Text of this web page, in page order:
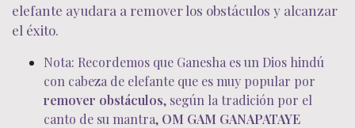
elefante ayudara a remover los obstáculos y alcanzar
el éxito.
Nota: Recordemos que Ganesha es un Dios hindú
con cabeza de elefante que es muy popular por
remover obstáculos, según la tradición por el
canto de su mantra, OM GAM GANAPATAYE